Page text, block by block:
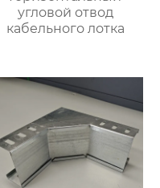
угловой отвод
кабельного лотка